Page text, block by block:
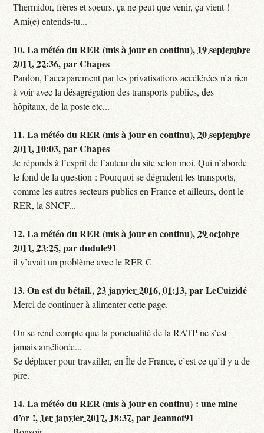
Thermidor, frères et soeurs, ça ne peut que venir, ça vient !
Ami(e) entends-tu...
10.La météo du RER (mis à jour en continu), 19 septembre
2011, 22:36,parChapes
Pardon, l’accaparement par les privatisations accélérées n’a rien
à voir avec la désagrégation des transports publics, des
hôpitaux, de la poste etc...
11.La météo du RER (mis à jour en continu),20 septembre
2011, 10:03,parChapes
Je réponds à l’esprit de l’auteur du site selon moi. Qui n’aborde
le fond de la question : Pourquoi se dégradent les transports,
comme les autres secteurs publics en France et ailleurs, dont le
RER, la SNCF...
12.La météo du RER (mis à jour en continu),29 octobre
2011, 23:25,pardudule91
il y’avait un problème avec le RER C
13.On est du bétail.,23 janvier 2016, 01:13,parLeCuizidé
Merci de continuer à alimenter cette page.
On se rend compte que la ponctualité de la RATP ne s’est
jamais améliorée...
Se déplacer pour travailler, en Île de France, c’est ce qu’il y a de
pire.
14.La météo du RER (mis à jour en continu) : une mine
d’or !, 1er janvier 2017, 18:37,parJeannot91